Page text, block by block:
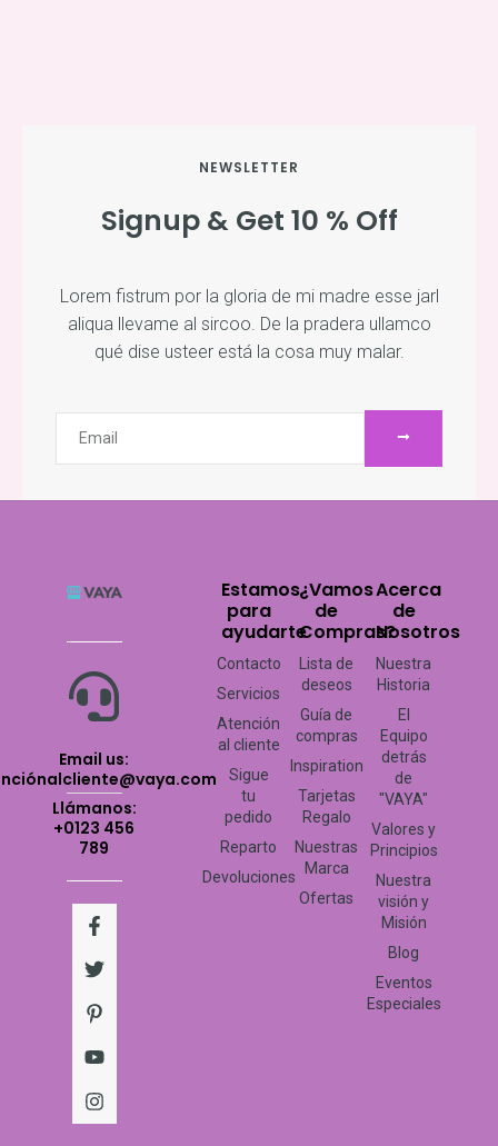
NEWSLETTER
Signup & Get 10 % Off
Lorem fistrum por la gloria de mi madre esse jarl
aliqua llevame al sircoo. De la pradera ullamco
qué dise usteer está la cosa muy malar.
Email
Email us:
Llámanos:
+0123 456
789
F
a
e
o
k
-
f
T
w
t
e
P
i
t
r
s
t
-
p
Y
o
t
b
I
n
t
g
a
m
Estamos
para
ayudarte
Contacto
Servicios
Atención
al cliente
Sigue
tu
pedido
Reparto
Devoluciones
¿Vamos
de
Compras?
Lista de
deseos
Guía de
compras
Inspiration
Tarjetas
Regalo
Nuestras
Marca
Ofertas
Acerca
de
Nosotros
Nuestra
Historia
El
Equipo
detrás
de
"VAYA"
Valores y
Principios
Nuestra
visión y
Misión
Blog
Eventos
Especiales